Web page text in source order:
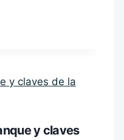
y claves